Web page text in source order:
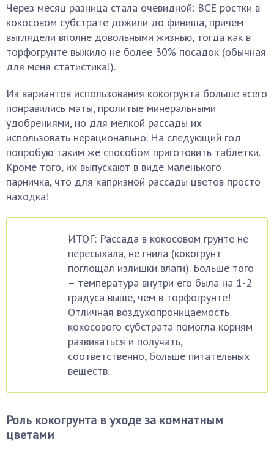
Через месяц разница стала очевидной: ВСЕ ростки в
кокосовом субстрате дожили до финиша, причем
выглядели вполне довольными жизнью, тогда как в
торфогрунте выжило не более 30% посадок (обычная
для меня статистика!).
Из вариантов использования кокогрунта больше всего
понравились маты, пролитые минеральными
удобрениями, но для мелкой рассады их
использовать нерационально. На следующий год
попробую таким же способом приготовить таблетки.
Кроме того, их выпускают в виде маленького
парничка, что для капризной рассады цветов просто
находка!
ИТОГ: Рассада в кокосовом грунте не
пересыхала, не гнила (кокогрунт
поглощал излишки влаги). Больше того
– температура внутри его была на 1-2
градуса выше, чем в торфогрунте!
Отличная воздухопроницаемость
кокосового субстрата помогла корням
развиваться и получать,
соответственно, больше питательных
веществ.
Роль кокогрунта в уходе за комнатным
цветами